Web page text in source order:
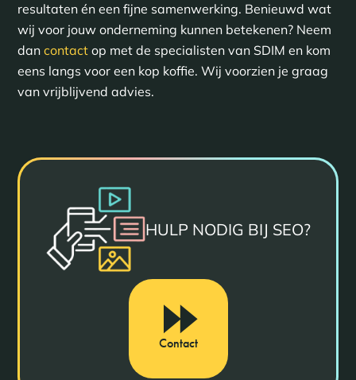
resultaten én een fijne samenwerking. Benieuwd wat
wij voor jouw onderneming kunnen betekenen? Neem
dan contactop met de specialisten van SDIM en kom
eens langs voor een kop koffie. Wij voorzien je graag
van vrijblijvend advies.
HULP NODIG BIJ SEO?
Contact